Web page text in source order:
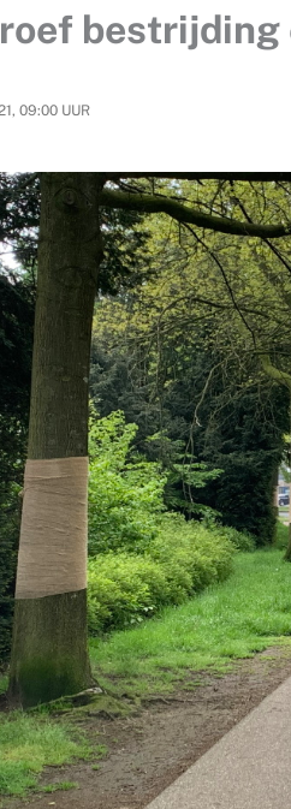
09:00 UUR